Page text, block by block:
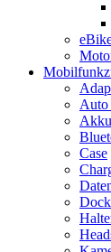
Auto
Akku
Case